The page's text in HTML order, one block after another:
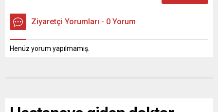
Ziyaretçi Yorumları - 0 Yorum
Henüz yorum yapılmamış.